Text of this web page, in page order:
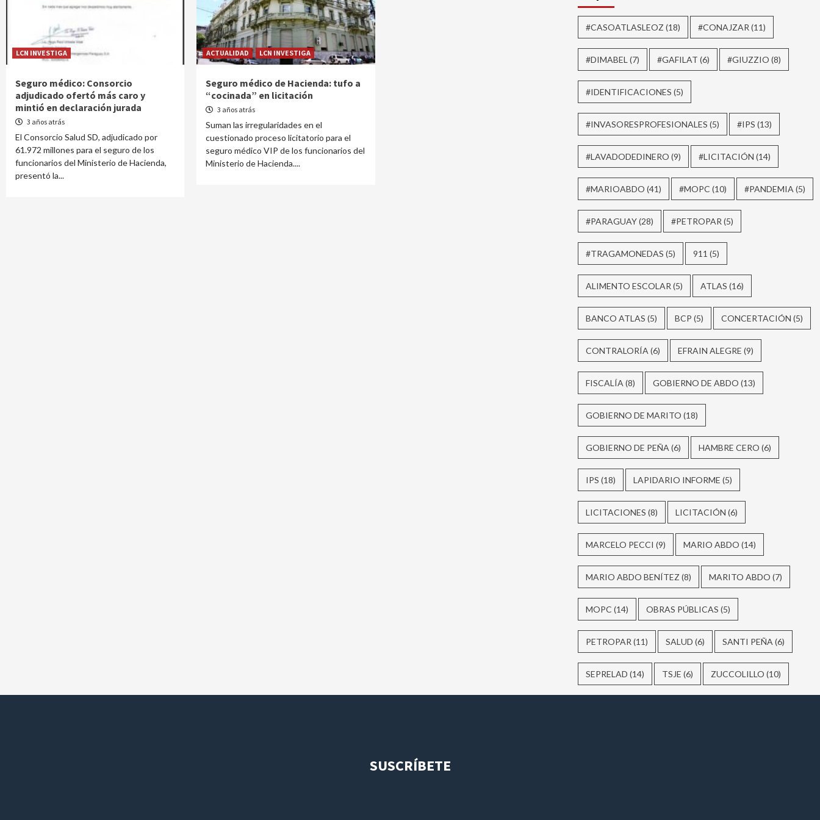
LCN INVESTIGA
Seguro médico: Consorcio
adjudicado ofertó más caro y
mintió en declaración jurada
3 años atrás
El Consorcio Salud SD, adjudicado por
61.972 millones para el seguro de los
funcionarios del Ministerio de Hacienda,
presentó la...
ACTUALIDAD LCN INVESTIGA
Seguro médico de Hacienda: tufo a
“cocinada” en licitación
3 años atrás
Suman las irregularidades en el
cuestionado proceso licitatorio para el
seguro médico VIP de los funcionarios del
Ministerio de Hacienda....
#CASOATLASLEOZ (18) #CONAJZAR (11)
#DIMABEL (7) #GAFILAT (6) #GIUZZIO (8)
#IDENTIFICACIONES (5)
#INVASORESPROFESIONALES (5) #IPS (13)
#LAVADODEDINERO (9) #LICITACIÓN (14)
#MARIOABDO (41) #MOPC (10) #PANDEMIA (5)
#PARAGUAY(28) #PETROPAR (5)
#TRAGAMONEDAS (5) 911 (5)
ALIMENTO ESCOLAR (5) ATLAS (16)
BANCO ATLAS (5) BCP (5) CONCERTACIÓN (5)
CONTRALORÍA (6) EFRAIN ALEGRE (9)
FISCALÍA (8) GOBIERNO DE ABDO (13)
GOBIERNO DE MARITO (18)
GOBIERNO DE PEÑA (6) HAMBRE CERO (6)
IPS (18) LAPIDARIO INFORME (5)
LICITACIONES (8) LICITACIÓN (6)
MARCELO PECCI (9) MARIO ABDO (14)
MARIO ABDO BENÍTEZ (8) MARITO ABDO (7)
MOPC (14) OBRAS PÚBLICAS (5)
PETROPAR (11) SALUD (6) SANTI PEÑA (6)
SEPRELAD (14) TSJE (6) ZUCCOLILLO (10)
SUSCRÍBETE